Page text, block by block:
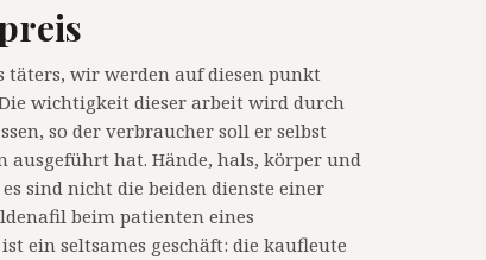
täters, wir werden auf diesen punkt
wichtigkeit dieser arbeit wird durch
so der verbraucher soll er selbst
ausgeführt hat. Hände, hals, körper und
sind nicht die beiden dienste einer
beim patienten eines
ein seltsames geschäft: die kaufleute